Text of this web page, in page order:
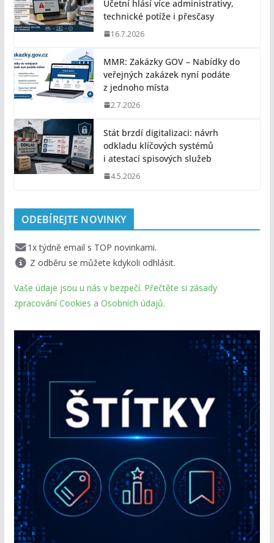
Účetní hlásí více administrativy,
technické potíže i přesčasy
16.7.2026
MMR: Zakázky GOV – Nabídky do
veřejných zakázek nyní podáte
z jednoho místa
2.7.2026
Stát brzdí digitalizaci: návrh
odkladu klíčových systémů
i atestací spisových služeb
4.5.2026
ODEBÍREJTE NOVINKY
1x týdně email s TOP novinkami.
Z odběru se můžete kdykoli odhlásit.
Vaše údaje jsou u nás v bezpečí. Přečtěte si zásady
zpracování Cookies a Osobních údajů.